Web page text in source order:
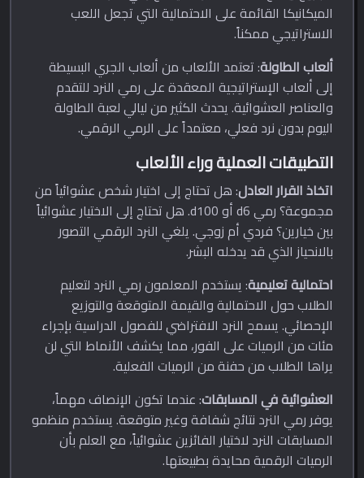
الميكانيكا القائمة على الاحتمالية التي تجعل اللعب
الاستراتيجي ممكناً.
ألعاب الطاولة: تعتمد الألعاب من ألعاب الجري البسيطة
إلى ألعاب الإستراتيجية المعقدة على رمي النرد للتقدم
والعناصر العشوائية. يحدث الكثير من ليالي لعبة الطاولة
اليوم بدون نرد فعلي، معتمداً على الرمي الرقمي.
التطبيقات العملية وراء الألعاب
اتخاذ القرار العادل: هل تحتاج إلى اختيار شخص عشوائياً من
مجموعة؟ رمي d6 أو d100. هل تحتاج إلى الاختيار عشوائياً
بين خيارين؟ فردي أم زوجي. يلغي النرد الرقمي التصور
بالانحياز الذي قد يدخله البشر.
احتمالية تعليمية: يستخدم المعلمون رمي النرد لتعليم
الطلاب حول الاحتمالية والقيمة المتوقعة والتوزيع
الإحصائي. يسمح النرد الافتراضي للفصول الدراسية بإجراء
مئات من الرميات على الفور، مما يكشف الأنماط التي لن
يراها الطلاب من حفنة من الرميات الفعلية.
العشوائية في المسابقات: عندما تكون الإنصاف مهماً،
يوفر رمي النرد نتائج شفافة وغير متوقعة. يستخدم منظمو
المسابقات النرد لاختيار الفائزين عشوائياً، مع العلم بأن
الرميات الرقمية محايدة بطبيعتها.